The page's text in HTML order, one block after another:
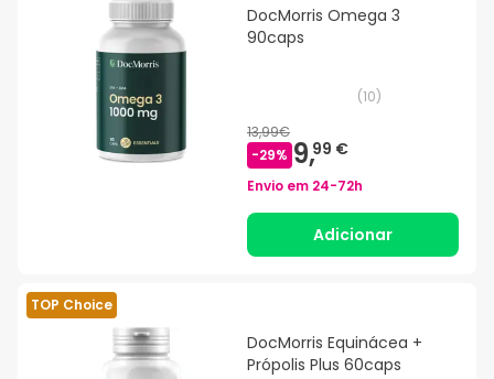
DocMorris Omega 3
90caps
(10)
13,99€
-29% 9,99 €
Envio em 24-72h
Adicionar
TOP Choice
DocMorris Equinácea +
Própolis Plus 60caps